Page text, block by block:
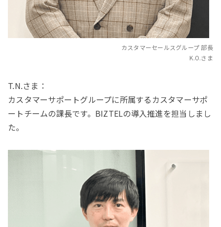
カスタマーセールスグループ 部長
K.O.さま
T.N.さま：
カスタマーサポートグループに所属するカスタマーサポ
ートチームの課長です。BIZTELの導入推進を担当しまし
た。